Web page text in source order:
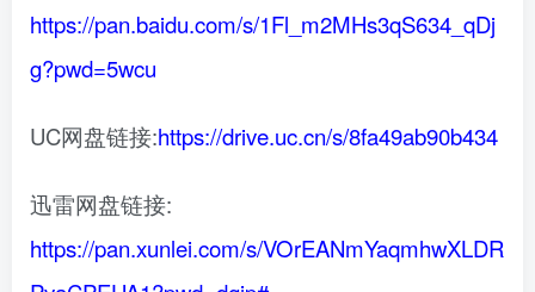
https://pan.baidu.com/s/1Fl_m2MHs3qS634_qDj
g?pwd=5wcu
UC网盘链接:https://drive.uc.cn/s/8fa49ab90b434
迅雷网盘链接:
https://pan.xunlei.com/s/VOrEANmYaqmhwXLDR